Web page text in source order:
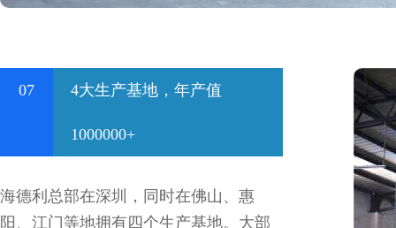
07 4大生产基地，年产值
1000000+
海德利总部在深圳，同时在佛山、惠
阳、江门等地拥有四个生产基地。大部